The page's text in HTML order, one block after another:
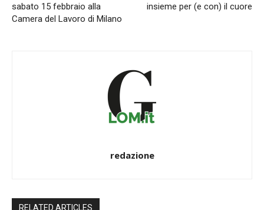
sabato 15 febbraio alla
Camera del Lavoro di Milano
insieme per (e con) il cuore
redazione
RELATED ARTICLES